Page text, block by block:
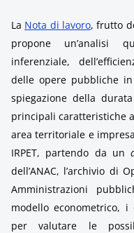
La Nota di lavoro, frutto
propone un’analisi
inferenziale,
delle opere pubbliche
spiegazione della
principali caratteristiche
area territoriale e
IRPET, partendo da un
dell’ANAC, l’archivio di
Amministrazioni
modello econometrico,
per valutare le